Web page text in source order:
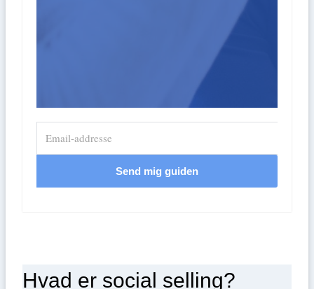
Send mig guiden
Hvad er social selling?